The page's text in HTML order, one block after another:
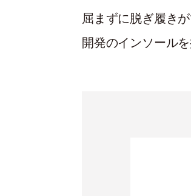
屈まずに脱ぎ履き
開発のインソール